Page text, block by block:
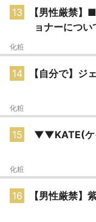
13
【男性厳禁
ョナーにつ
化粧
14 【自分で】ジ
化粧
15 ▼▼KATE(ケ
化粧
16 【男性厳禁】